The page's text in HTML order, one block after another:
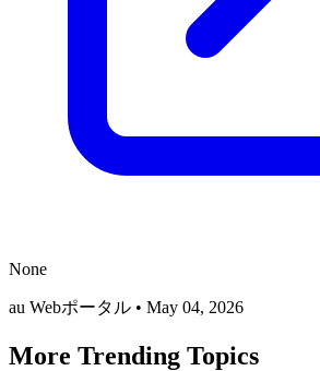
None
au Webポータル • May 04, 2026
More Trending Topics